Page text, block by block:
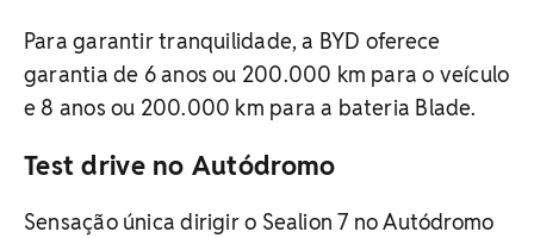
Para garantir tranquilidade, a BYD oferece
garantia de 6 anos ou 200.000 km para o veículo
e 8 anos ou 200.000 km para a bateria Blade.
Test drive no Autódromo
Sensação única dirigir o Sealion 7 no Autódromo